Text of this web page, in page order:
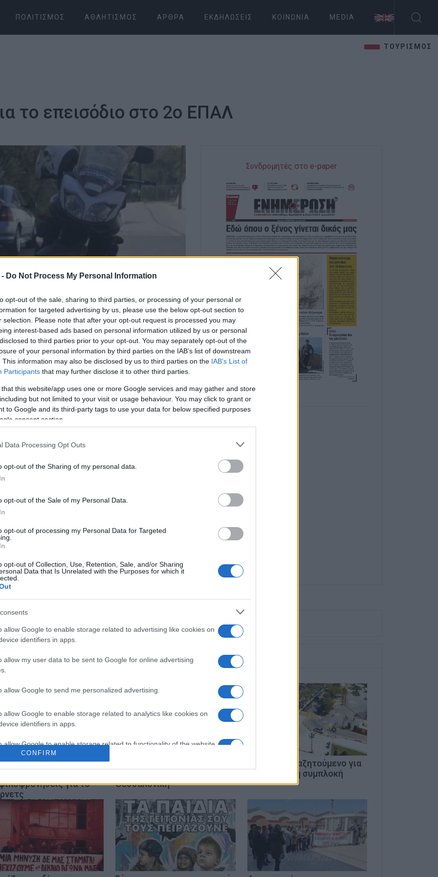
Do Not Process My Personal Information
opt-out of the sale, sharing to third parties, or processing of your personal or
for targeted advertising by us, please use the below opt-out section to
selection. Please note that after your opt-out request is processed you may
interest-based ads based on personal information utilized by us or personal
to third parties prior to your opt-out. You may separately opt-out of the
of your personal information by third parties on the IAB’s list of downstream
This information may also be disclosed by us to third parties on the IAB’s List of
Participants that may further disclose it to other third parties.
that this website/app uses one or more Google services and may gather and store
but not limited to your visit or usage behaviour. You may click to grant or
to Google and its third-party tags to use your data for below specified purposes
consent section.
Data Processing Opt Outs
opt-out of the Sharing of my personal data.
opt-out of the Sale of my Personal Data.
opt-out of processing my Personal Data for Targeted
opt-out of Collection, Use, Retention, Sale, and/or Sharing
Data that Is Unrelated with the Purposes for which it
allow Google to enable storage related to advertising like cookies on
identifiers in apps.
allow my user data to be sent to Google for online advertising
allow Google to send me personalized advertising.
allow Google to enable storage related to analytics like cookies on
identifiers in apps.
allow Google to enable storage related to functionality of the website
allow Google to enable storage related to security, including
functionality and fraud prevention, and other user protection.
CONFIRM
ΠΟΛΙΤΙΣΜΌΣ ΑΘΛΗΤΙΣΜΌΣ ΆΡΘΡΑ ΕΚΔΗΛΏΣΕΙΣ ΚΟΙΝΩΝΊΑ MEDIA
ΤΟΥΡΙΣΜΟΣ
το επεισόδιο στο 2ο ΕΠΑΛ
κοινότητα πρέπει να
κι όχι
σχετικά με την
η ΕΛΜΕ Κέρκυρας θέλει να επαναλάβει την
αποδεδειγμένο περιστατικό
καταδικαστέο.
Κλάδο και είναι κατακριτέες από το σύνολο
πρόβλημα, σε μια σχολική κοινότητα
κατασταλτικούς.
Facebook
Συνδρομητές στο e-paper
μου φίλε»: Οι αιχμές
για το
Θεσσαλονίκη
Έπιασαν καταζητούμενο για
την αιματηρή συμπλοκή